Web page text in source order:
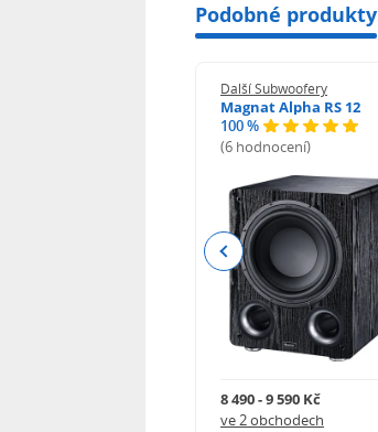
Podobné produkty
Další Subwoofery
Magnat Alpha RS 12
100 %
(6 hodnocení)
8 490 - 9 590 Kč
ve 2 obchodech
Previous